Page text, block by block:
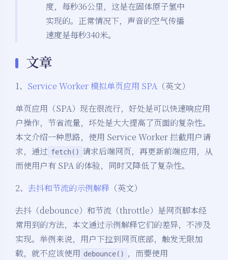
度，每秒36公里，这是在固体原子氢中
实现的。正常情况下，声音的空气传播
速度是每秒340米。
文章
1、 Service Worker 模拟单页应用 SPA （英文）
单页应用（SPA）现在很流行，好处是可以快速响应用
户操作，节省流量，坏处是大大提高了页面的复杂性。
本文介绍一种思路，使用 Service Worker 拦截用户请
求，通过 fetch() 请求后端网页，再更新前端应用，从
而使用户有 SPA 的体验，同时又降低了复杂性。
2、 去抖和节流的示例解释 （英文）
去抖（debounce）和节流（throttle）是网页脚本经
常用到的方法，本文通过示例解释它们的差异，不涉及
实现。举例来说，用户下拉到网页底部，触发无限加
载，就不应该使用 debounce() ，而要使用